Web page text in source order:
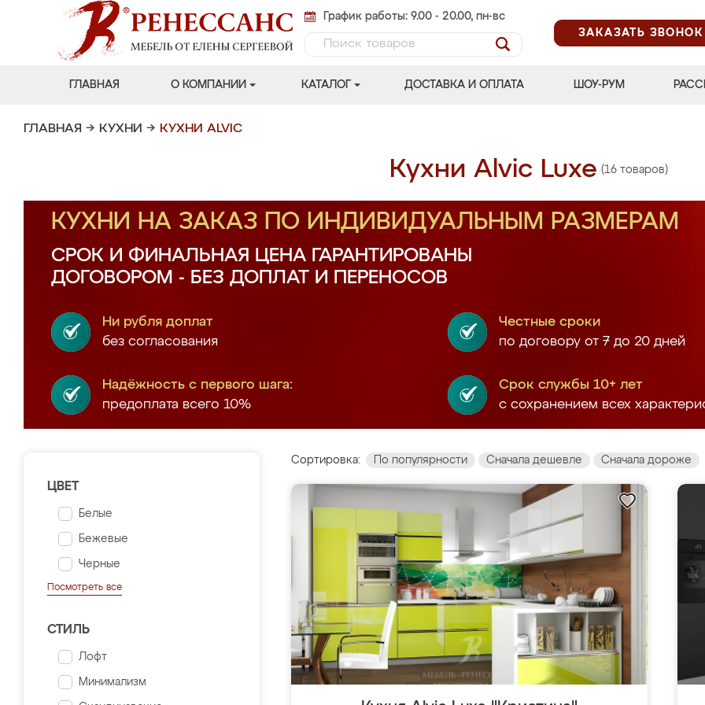
График работы: 9.00 - 20.00, пн-вс
ЗАКАЗАТЬ ЗВОНОК
ГЛАВНАЯ О КОМПАНИИ КАТАЛОГ ДОСТАВКА И ОПЛАТА ШОУ-РУМ
ГЛАВНАЯ → КУХНИ → КУХНИ ALVIC
Кухни Alvic Luxe (16 товаров)
КУХНИ НА ЗАКАЗ ПО ИНДИВИДУАЛЬНЫМ РАЗМЕРАМ
СРОК И ФИНАЛЬНАЯ ЦЕНА ГАРАНТИРОВАНЫ
ДОГОВОРОМ - БЕЗ ДОПЛАТ И ПЕРЕНОСОВ
Ни рубля доплат
без согласования
Честные сроки
по договору от 7 до 20 дней
Надёжность с первого шага:
предоплата всего 10%
Срок службы 10+ лет
с сохранением всех
ЦВЕТ
Белые
Бежевые
Черные
Посмотреть все
СТИЛЬ
Лофт
Минимализм
Сортировка: По популярности Сначала дешевле Сначала дороже